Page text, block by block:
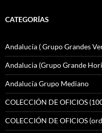
CATEGORÍAS
Andalucía ( Grupo Grandes
Andalucia (Grupo Grande
Andalucía Grupo Mediano
COLECCIÓN DE OFICIOS
COLECCIÓN DE OFICIOS